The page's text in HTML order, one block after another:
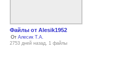
Файлы от Alesik1952
От Алесик Т.А.
2753 дней назад, 1 файлы